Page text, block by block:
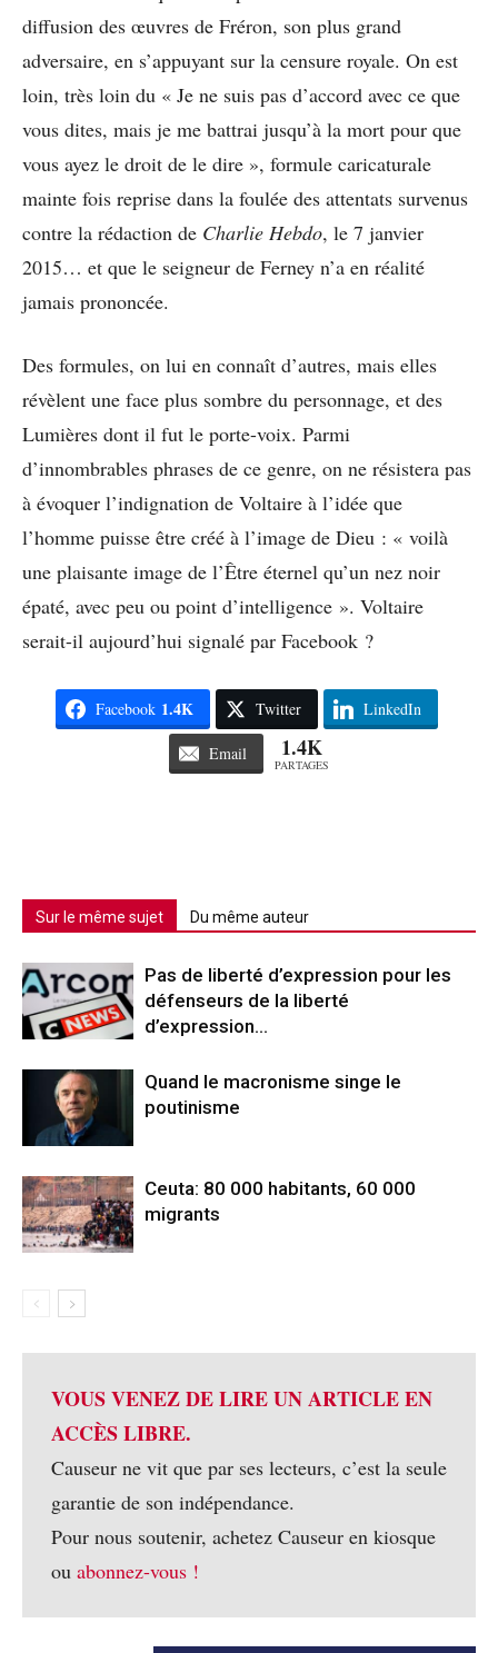
diffusion des œuvres de Fréron, son plus grand
adversaire, en s’appuyant sur la censure royale. On est
loin, très loin du « Je ne suis pas d’accord avec ce que
vous dites, mais je me battrai jusqu’à la mort pour que
vous ayez le droit de le dire », formule caricaturale
mainte fois reprise dans la foulée des attentats survenus
contre la rédaction de Charlie Hebdo, le 7 janvier
2015… et que le seigneur de Ferney n’a en réalité
jamais prononcée.
Des formules, on lui en connaît d’autres, mais elles
révèlent une face plus sombre du personnage, et des
Lumières dont il fut le porte-voix. Parmi
d’innombrables phrases de ce genre, on ne résistera pas
à évoquer l’indignation de Voltaire à l’idée que
l’homme puisse être créé à l’image de Dieu : « voilà
une plaisante image de l’Être éternel qu’un nez noir
épaté, avec peu ou point d’intelligence ». Voltaire
serait-il aujourd’hui signalé par Facebook ?
Facebook 1.4K Twitter LinkedIn
Email 1.4K
PARTAGES
Sur le même sujet Du même auteur
Pas de liberté d’expression pour les
défenseurs de la liberté
d’expression…
Quand le macronisme singe le
poutinisme
Ceuta: 80 000 habitants, 60 000
migrants
VOUS VENEZ DE LIRE UN ARTICLE EN
ACCÈS LIBRE.
Causeur ne vit que par ses lecteurs, c’est la seule
garantie de son indépendance.
Pour nous soutenir, achetez Causeur en kiosque
ou abonnez-vous !